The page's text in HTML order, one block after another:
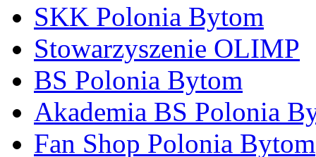
SKK Polonia Bytom
Stowarzyszenie OLIMP
BS Polonia Bytom
Akademia BS Polonia
Fan Shop Polonia Bytom